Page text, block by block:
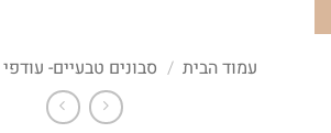
עמוד הבית / סבונים טבעיים- עודפי